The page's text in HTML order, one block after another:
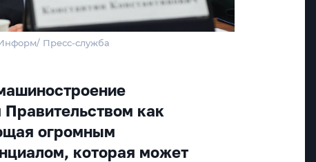
Пресс-служба
как
огромным
которая может